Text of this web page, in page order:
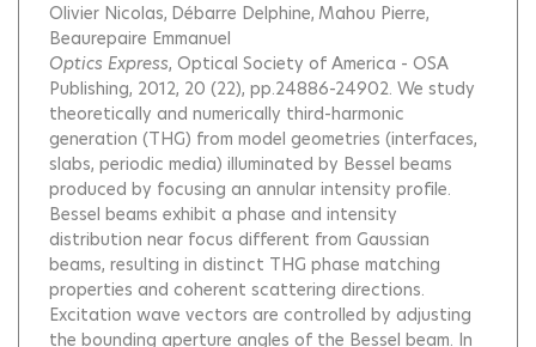
Olivier Nicolas Débarre Delphine Mahou Pierre
Beaurepaire Emmanuel
Optics Express, Optical Society of America - OSA
Publishing, 2012, 20 (22), pp.24886-24902. We study
theoretically and numerically third-harmonic
generation (THG) from model geometries (interfaces,
slabs, periodic media) illuminated by Bessel beams
produced by focusing an annular intensity profile.
Bessel beams exhibit a phase and intensity
distribution near focus different from Gaussian
beams, resulting in distinct THG phase matching
properties and coherent scattering directions.
Excitation wave vectors are controlled by adjusting
the bounding aperture angles of the Bessel beam. In